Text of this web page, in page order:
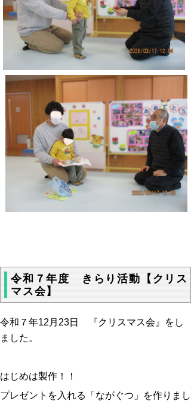
令和７年度 きらり活動【クリス
マス会】
令和７年12月23日 『クリスマス会』をし
ました。
はじめは製作！！
プレゼントを入れる「ながぐつ」を作りまし